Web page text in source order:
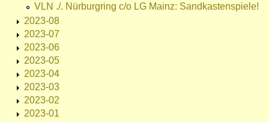
VLN ./. Nürburgring c/o LG Mainz: Sandkastenspiele!
2023-08
2023-07
2023-06
2023-05
2023-04
2023-03
2023-02
2023-01